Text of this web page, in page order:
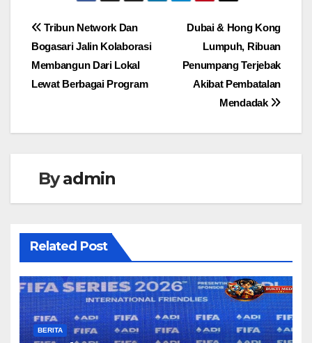
Navigasi
pos
Dubai & Hong Kong
Lumpuh, Ribuan
Penumpang Terjebak
Akibat Pembatalan
Mendadak
Tribun Network Dan
Bogasari Jalin Kolaborasi
Membangun Dari Lokal
Lewat Berbagai Program
Byadmin
Related Post
BERITA